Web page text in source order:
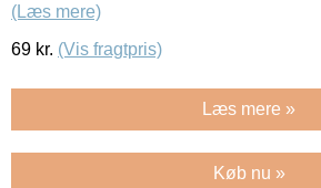
(Læs mere)
69 kr. (Vis fragtpris)
Læs mere »
Køb nu »